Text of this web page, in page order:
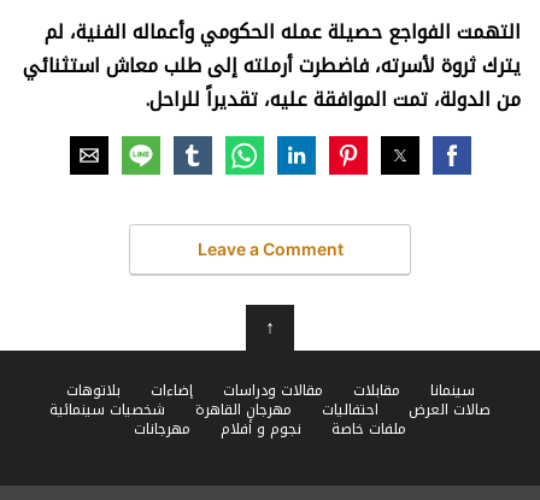
التهمت الفواجع حصيلة عمله الحكومي وأعماله الفنية، لم
يترك ثروة لأسرته، فاضطرت أرملته إلى طلب معاش استثنائي
من الدولة، تمت الموافقة عليه، تقديراً للراحل.
Leave a Comment
↑
سينمانا مقابلات مقالات ودراسات إضاءات بلاتوهات
صالات العرض احتفاليات مهرجان القاهرة شخصيات سينمائية
ملفات خاصة نجوم و أفلام مهرجانات